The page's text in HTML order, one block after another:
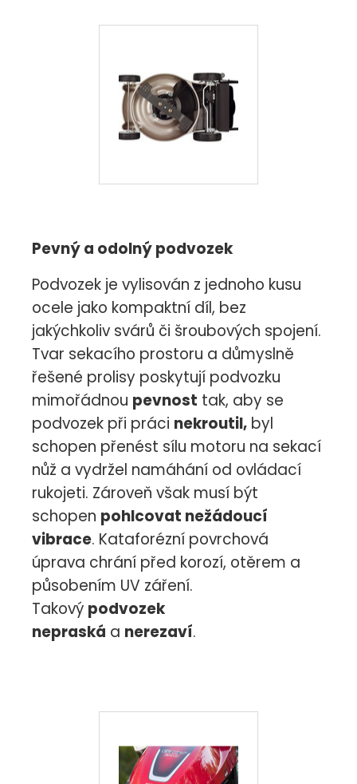
Pevný a odolný podvozek
Podvozek je vylisován z jednoho kusu
ocele jako kompaktní díl, bez
jakýchkoliv svárů či šroubových spojení.
Tvar sekacího prostoru a důmyslně
řešené prolisy poskytují podvozku
mimořádnou pevnost tak, aby se
podvozek při práci nekroutil, byl
schopen přenést sílu motoru na sekací
nůž a vydržel namáhání od ovládací
rukojeti. Zároveň však musí být
schopen pohlcovat nežádoucí
vibrace. Kataforézní povrchová
úprava chrání před korozí, otěrem a
působením UV záření.
Takový podvozek
nepraská a nerezaví.